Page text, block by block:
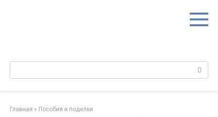
Поиск:
Главная » Пособия и поделки